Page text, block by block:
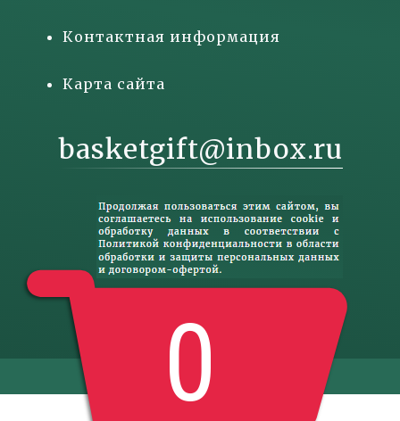
0
Контактная информация
Карта сайта
basketgift@inbox.ru
© Basketgift.ru 2017-2026